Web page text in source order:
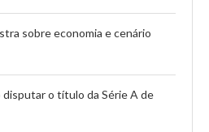
sobre economia e cenário
disputar o título da Série A de